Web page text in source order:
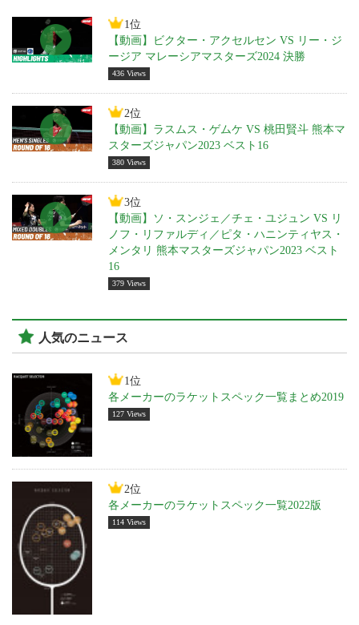
1位
【動画】ビクター・アクセルセン VS リー・ジ
ージア マレーシアマスターズ2024 決勝
436 Views
2位
【動画】ラスムス・ゲムケ VS 桃田賢斗 熊本マ
スターズジャパン2023 ベスト16
380 Views
3位
【動画】ソ・スンジェ／チェ・ユジュン VS リ
ノフ・リファルディ／ピタ・ハニンティヤス・
メンタリ 熊本マスターズジャパン2023 ベスト
16
379 Views
人気のニュース
1位
各メーカーのラケットスペック一覧まとめ2019
127 Views
2位
各メーカーのラケットスペック一覧2022版
114 Views